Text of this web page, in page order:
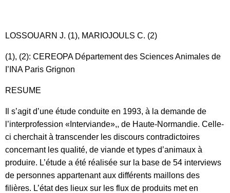
LOSSOUARN J. (1), MARIOJOULS C. (2)
(1), (2): CEREOPA Département des Sciences Animales de
I’INA Paris Grignon
RESUME
Il s’agit d’une étude conduite en 1993, à la demande de
l’interprofession «Interviande»,, de Haute-Normandie. Celle-
ci cherchait à transcender les discours contradictoires
concernant les qualité, de viande et types d’animaux à
produire. L’étude a été réalisée sur la base de 54 interviews
de personnes appartenant aux différents maillons des
filières. L’état des lieux sur les flux de produits met en